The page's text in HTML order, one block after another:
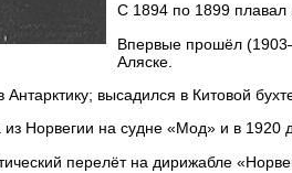
С 1894 по 1899 плавал
Впервые прошёл
Аляске.
высадился в Китовой
Норвегии на судне «Мод» и в 1920
перелёт на дирижабле